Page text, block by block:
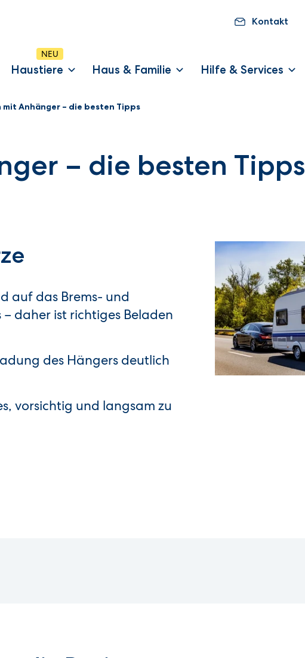
Kontakt
Haustiere Haus & Familie Hilfe & Services
mit Anhänger – die besten Tipps
– die besten Tipps
auf das Brems- und
daher ist richtiges Beladen
des Hängers deutlich
vorsichtig und langsam zu